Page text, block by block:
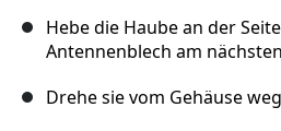
Hebe die Haube an der
Antennenblech am
Drehe sie vom Gehäuse